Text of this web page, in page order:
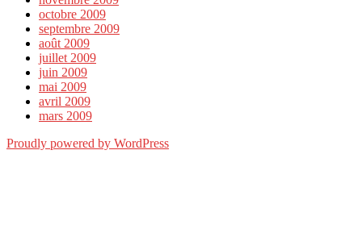
octobre 2009
septembre 2009
août 2009
juillet 2009
juin 2009
mai 2009
avril 2009
mars 2009
Proudly powered by WordPress